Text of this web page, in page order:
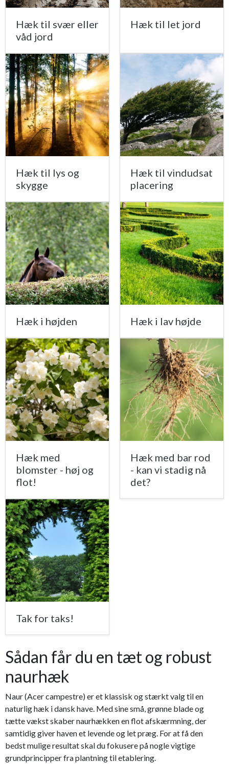
Hæk til svær eller
våd jord
Hæk til let jord
Hæk til lys og
skygge
Hæk til vindudsat
placering
Hæk i højden Hæk i lav højde
Hæk med
blomster - høj og
flot!
Hæk med bar rod
- kan vi stadig nå
det?
Tak for taks!
Sådan får du en tæt og robust
naurhæk
Naur (Acer campestre) er et klassisk og stærkt valg til en
naturlig hæk i dansk have. Med sine små, grønne blade og
tætte vækst skaber naurhækken en flot afskærmning, der
samtidig giver haven et levende og let præg. For at få den
bedst mulige resultat skal du fokusere på nogle vigtige
grundprincipper fra plantning til etablering.